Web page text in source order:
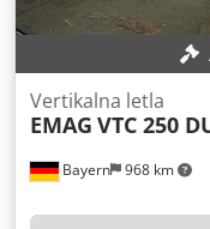
Bayern 968 km
Vertikalna letla
EMAG VTC 250